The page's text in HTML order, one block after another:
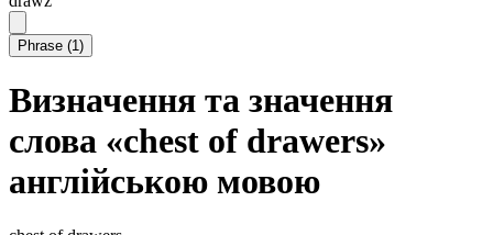
Phrase (1)
Визначення та значення
слова «chest of drawers»
англійською мовою